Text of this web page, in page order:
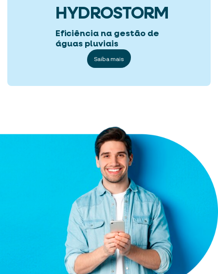
HYDROSTORM
Eficiência na gestão de
águas pluviais
Saiba mais